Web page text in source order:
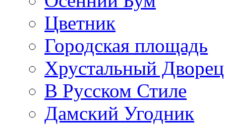
Цветник
Городская площадь
Хрустальный Дворец
В Русском Стиле
Дамский Угодник